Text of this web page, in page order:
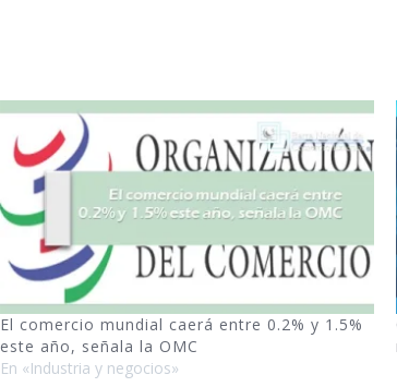
El comercio mundial caerá entre 0.2% y 1.5%
este año, señala la OMC
En «Industria y negocios»